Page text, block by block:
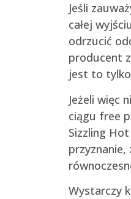
Jeśli
całej
odrzucić
producent
jest to tylko
Jeżeli więc
ciągu free
Sizzling
Wystarczy